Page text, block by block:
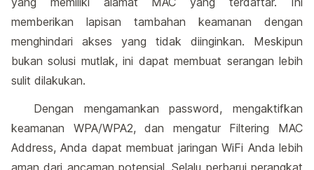
memberikan lapisan tambahan keamanan dengan
menghindari akses yang tidak diinginkan. Meskipun
bukan solusi mutlak, ini dapat membuat serangan lebih
sulit dilakukan.
Dengan mengamankan password, mengaktifkan
keamanan WPA/WPA2, dan mengatur Filtering MAC
Address, Anda dapat membuat jaringan WiFi Anda lebih
aman dari ancaman potensial. Selalu perbarui perangkat